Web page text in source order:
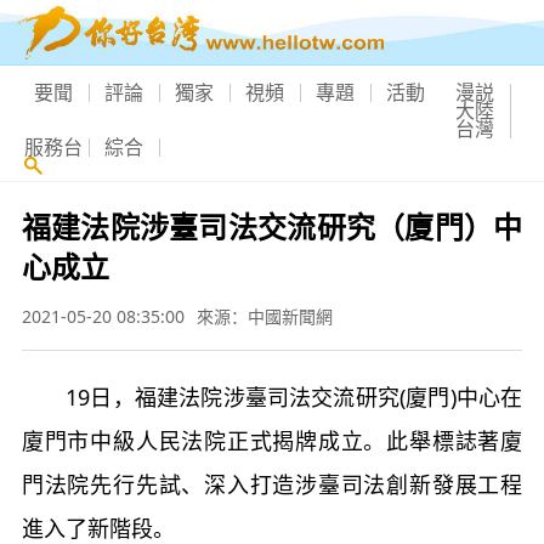
要聞 評論 獨家 視頻 專題 活動 漫説
大陸
台灣
服務台 綜合
福建法院涉臺司法交流研究（廈門）中
心成立
2021-05-20 08:35:00 來源：中國新聞網
19日，福建法院涉臺司法交流研究(廈門)中心在
廈門市中級人民法院正式揭牌成立。此舉標誌著廈
門法院先行先試、深入打造涉臺司法創新發展工程
進入了新階段。